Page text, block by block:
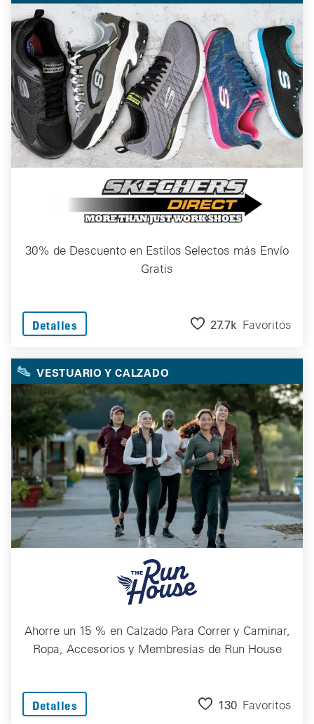
30% de Descuento en Estilos Selectos más Envío
Gratis
Detalles 27.7k Favoritos
VESTUARIO Y CALZADO
Ahorre un 15 % en Calzado Para Correr y Caminar,
Ropa, Accesorios y Membresías de Run House
Detalles 130 Favoritos